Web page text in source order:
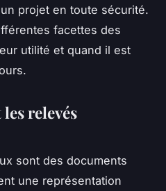
projet en toute sécurité.
facettes des
utilité et quand il est
relevés
sont des documents
une représentation